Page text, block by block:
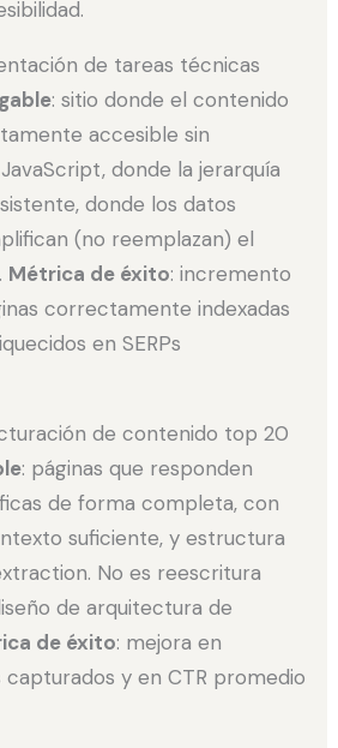
de tareas técnicas
: sitio donde el contenido
accesible sin
donde la jerarquía
donde los datos
(no reemplazan) el
Métrica de éxito: incremento
correctamente indexadas
en SERPs
de contenido top 20
: páginas que responden
de forma completa, con
suficiente, y estructura
No es reescritura
de arquitectura de
de éxito: mejora en
y en CTR promedio